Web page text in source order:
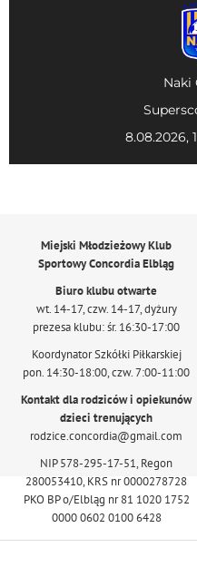
Naki
8.08.2026,
Miejski Młodzieżowy Klub
Sportowy Concordia Elbląg
Biuro klubu otwarte
wt. 14-17, czw. 14-17, dyżury
prezesa klubu: śr. 16:30-17:00
Koordynator Szkółki Piłkarskiej
pon. 14:30-18:00, czw. 7:00-11:00
Kontakt dla rodziców i opiekunów
dzieci trenujących
rodzice.concordia@gmail.com
NIP 578-295-17-51, Regon
280053410, KRS nr 0000278728
PKO BP o/Elbląg nr 81 1020 1752
0000 0602 0100 6428